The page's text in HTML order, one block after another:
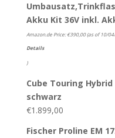
Akku Kit 36V inkl.
Amazon.de Price:€390,00(as of 10/
Details
)
Cube Touring Hybrid
schwarz
€1.899,00
Fischer Proline EM